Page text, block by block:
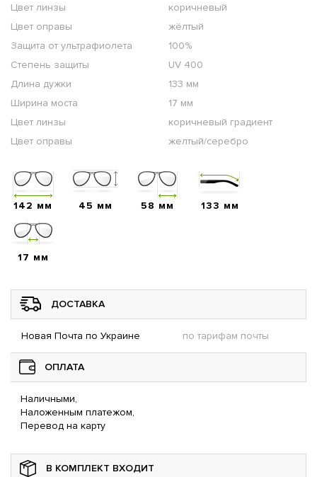
Цвет линзы
коричневый
Цвет оправы
жёлтый
Защита от ультрафиолета
100%
Степень защиты
UV 400
Длина дужки
133 мм
Ширина моста
17 мм
Цвет линзы
коричневый градиент
Цвет оправы
желтый/серебро
142 мм 45 мм 58 мм 133 мм
17 мм
ДОСТАВКА
Новая Почта по Украине по тарифам почты
ОПЛАТА
Наличными,
Наложенным платежом,
Перевод на карту
В КОМПЛЕКТ ВХОДИТ